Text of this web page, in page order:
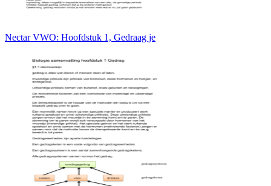
Nectar VWO: Hoofdstuk 1, Gedraag je